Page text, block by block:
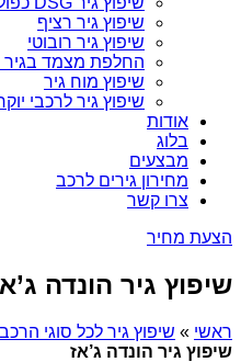
שיפוץ גיר רציף
שיפוץ גיר רובוטי
החלפת מצמד בגיר
שיפוץ מוח גיר
שיפוץ גיר לרכבי
אודות
בלוג
מבצעים
מחירון גירים לרכב
צרו קשר
הצעת מחיר
שיפוץ גיר הונדה
ראשי » שיפוץ גיר לכל סוגי
שיפוץ גיר הונדה ג’אז